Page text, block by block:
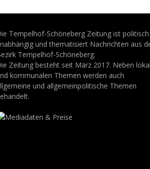
Tempelhof-Schöneberg Zeitung ist politisch
und thematisiert Nachrichten aus
Tempelhof-Schöneberg.
Zeitung besteht seit März 2017. Neben
kommunalen Themen werden auch
und allgemeinpolitische Themen